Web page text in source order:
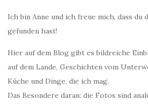
Ich bin Anne und ich freue mich, dass du
gefunden hast!
Hier auf dem Blog gibt es bildreiche
auf dem Lande, Geschichten vom
Küche und Dinge, die ich mag.
Das Besondere daran: die Fotos sind